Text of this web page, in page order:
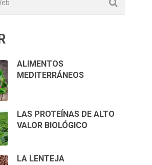
ALIMENTOS
MEDITERRÁNEOS
LAS PROTEÍNAS DE ALTO
VALOR BIOLÓGICO
LA LENTEJA